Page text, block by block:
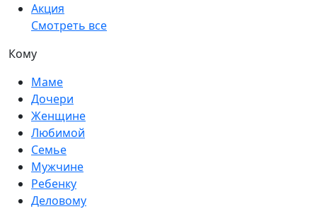
Акция
Смотреть все
Кому
Маме
Дочери
Женщине
Любимой
Семье
Мужчине
Ребенку
Деловому